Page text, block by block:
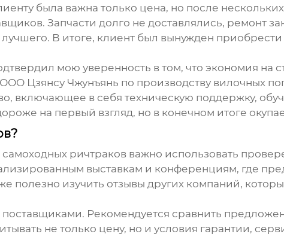
была важна только цена, но после
Запчасти долго не доставлялись, ремонт
В итоге, клиент был вынужден
мою уверенность в том, что экономия на
Цзянсу Чжунъянь по производству вилочных
включающее в себя техническую поддержку,
на первый взгляд, но в конечном итоге
ричтраковважно использовать
выставкам и конференциям, где
полезно изучить отзывы других компаний,
Рекомендуется сравнить
не только цену, но и условия гарантии,